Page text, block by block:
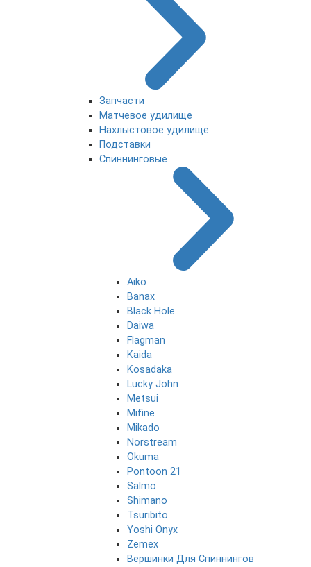
Запчасти
Матчевое удилище
Нахлыстовое удилище
Подставки
Спиннинговые
Aiko
Banax
Black Hole
Daiwa
Flagman
Kaida
Kosadaka
Lucky John
Metsui
Mifine
Mikado
Norstream
Okuma
Pontoon 21
Salmo
Shimano
Tsuribito
Yoshi Onyx
Zemex
Вершинки Для Спиннингов